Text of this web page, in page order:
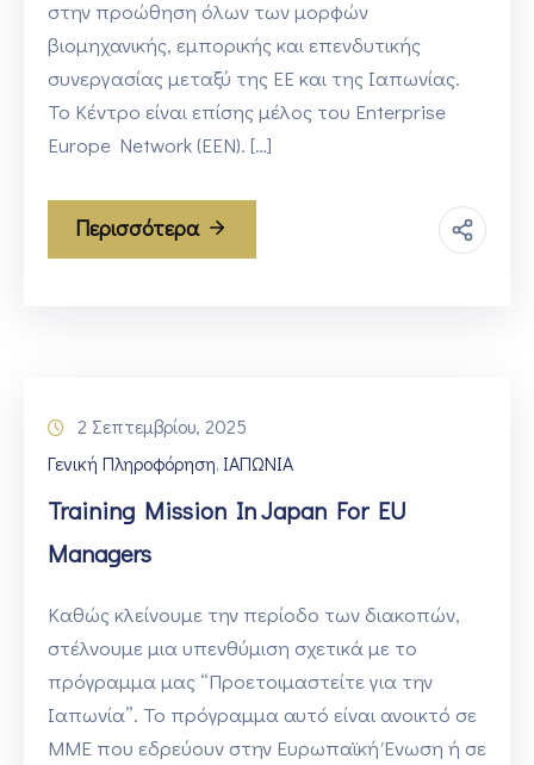
στην προώθηση όλων των μορφών
βιομηχανικής, εμπορικής και επενδυτικής
συνεργασίας μεταξύ της ΕΕ και της Ιαπωνίας.
Το Κέντρο είναι επίσης μέλος του Enterprise
Europe Network (EEN). […]
Περισσότερα
2 Σεπτεμβρίου, 2025
Γενική Πληροφόρηση‚ ΙΑΠΩΝΙΑ
Training Mission In Japan For EU
Managers
Καθώς κλείνουμε την περίοδο των διακοπών,
στέλνουμε μια υπενθύμιση σχετικά με το
πρόγραμμα μας “Προετοιμαστείτε για την
Ιαπωνία”. Το πρόγραμμα αυτό είναι ανοικτό σε
ΜΜΕ που εδρεύουν στην Ευρωπαϊκή Ένωση ή σε